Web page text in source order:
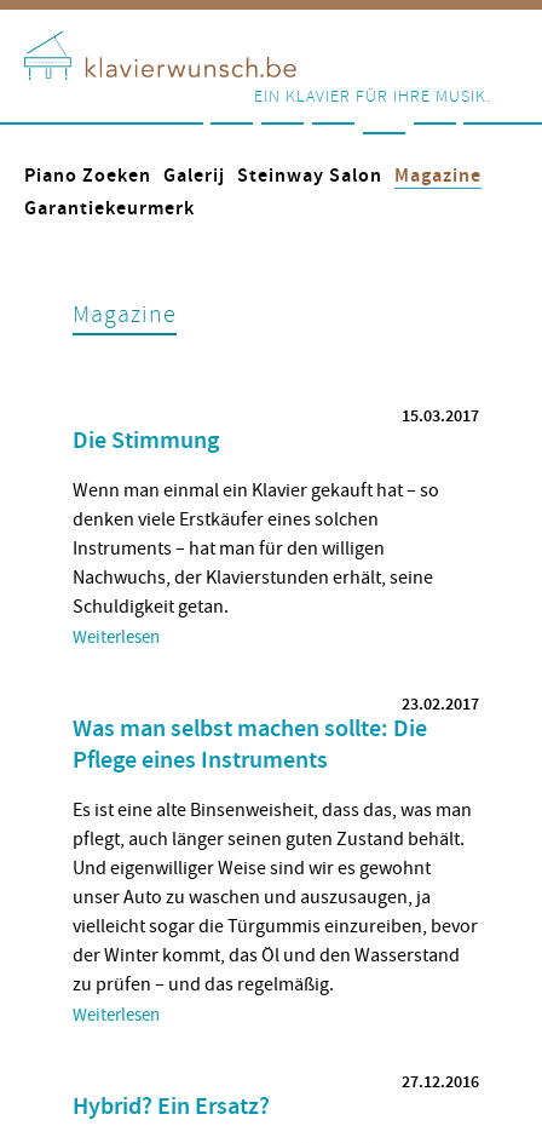
EIN KLAVIER FÜR IHRE MUSIK.
Piano Zoeken Galerij Steinway Salon
Magazine
Garantiekeurmerk
Magazine
15.03.2017
Die Stimmung
Wenn man einmal ein Klavier gekauft hat – so
denken viele Erstkäufer eines solchen
Instruments – hat man für den willigen
Nachwuchs, der Klavierstunden erhält, seine
Schuldigkeit getan.
Weiterlesen
23.02.2017
Was man selbst machen sollte: Die
Pflege eines Instruments
Es ist eine alte Binsenweisheit, dass das, was man
pflegt, auch länger seinen guten Zustand behält.
Und eigenwilliger Weise sind wir es gewohnt
unser Auto zu waschen und auszusaugen, ja
vielleicht sogar die Türgummis einzureiben, bevor
der Winter kommt, das Öl und den Wasserstand
zu prüfen – und das regelmäßig.
Weiterlesen
27.12.2016
Hybrid? Ein Ersatz?